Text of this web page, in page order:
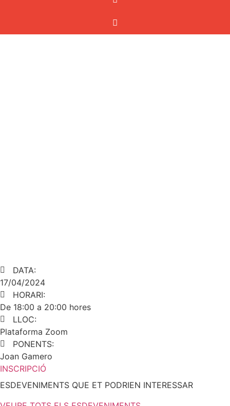
DATA:
17/04/2024
HORARI:
De 18:00 a 20:00 hores
LLOC:
Plataforma Zoom
PONENTS:
Joan Gamero
INSCRIPCIÓ
ESDEVENIMENTS QUE ET PODRIEN INTERESSAR